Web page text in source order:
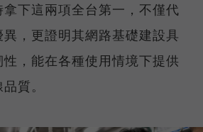
下這兩項全台第一，不僅代
，更證明其網路基礎建設具
，能在各種使用情境下提供
質。